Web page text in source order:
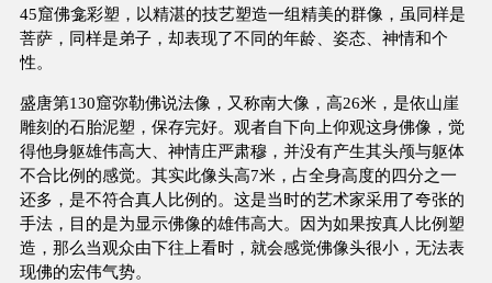
45窟佛龛彩塑，以精湛的技艺塑造一组精美的群像，虽同样是
菩萨，同样是弟子，却表现了不同的年龄、姿态、神情和个
性。
盛唐第130窟弥勒佛说法像，又称南大像，高26米，是依山崖
雕刻的石胎泥塑，保存完好。观者自下向上仰观这身佛像，觉
得他身躯雄伟高大、神情庄严肃穆，并没有产生其头颅与躯体
不合比例的感觉。其实此像头高7米，占全身高度的四分之一
还多，是不符合真人比例的。这是当时的艺术家采用了夸张的
手法，目的是为显示佛像的雄伟高大。因为如果按真人比例塑
造，那么当观众由下往上看时，就会感觉佛像头很小，无法表
现佛的宏伟气势。